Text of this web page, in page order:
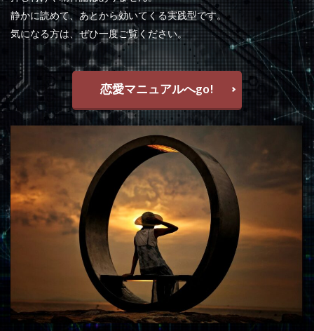
静かに読めて、あとから効いてくる実践型です。
気になる方は、ぜひ一度ご覧ください。
恋愛マニュアルへgo!